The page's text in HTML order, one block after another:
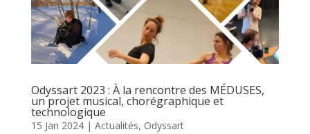
Odyssart 2023 : À la rencontre des MÉDUSES,
un projet musical, chorégraphique et
technologique
15 Jan 2024| Actualités, Odyssart